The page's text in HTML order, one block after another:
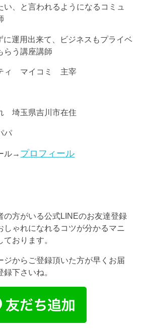
い、と言われるようになるコミュ
に運用出来て、ビジネスもプライベ
らう講座講師
ティ マイコミ 主宰
埼玉県吉川市在住
パ
ル→ プロフィール
の方がいる公式LINEのお友達登録
しゃれになれるコツが分かるマニ
おります。
ジからご登録頂いた方が早くお届
下さいね。